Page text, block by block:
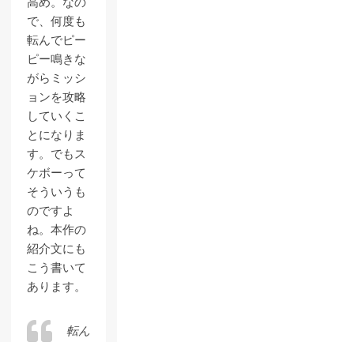
で、何度も
転んでピー
ピー鳴きな
がらミッシ
ョンを攻略
していくこ
とになりま
す。でもス
ケボーって
そういうも
のですよ
ね。本作の
紹介文にも
こう書いて
あります。
転ん